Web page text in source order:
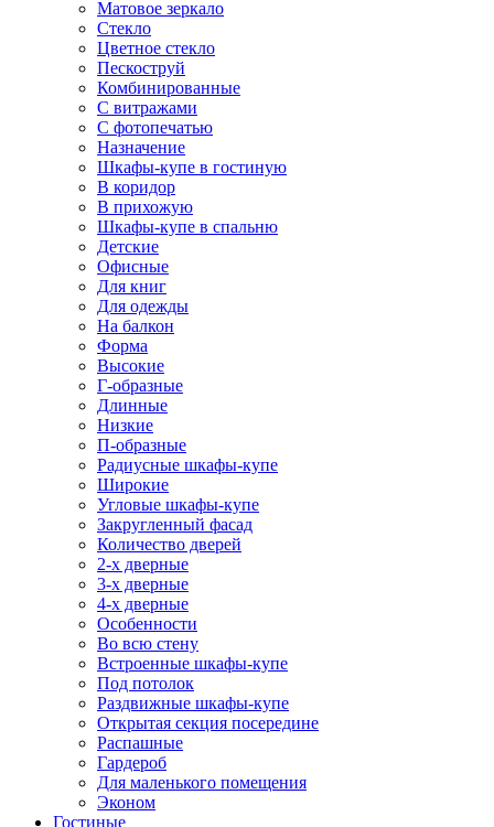
Матовое зеркало
Стекло
Цветное стекло
Пескоструй
Комбинированные
С витражами
С фотопечатью
Назначение
Шкафы-купе в гостиную
В коридор
В прихожую
Шкафы-купе в спальню
Детские
Офисные
Для книг
Для одежды
На балкон
Форма
Высокие
Г-образные
Длинные
Низкие
П-образные
Радиусные шкафы-купе
Широкие
Угловые шкафы-купе
Закругленный фасад
Количество дверей
2-х дверные
3-х дверные
4-х дверные
Особенности
Во всю стену
Встроенные шкафы-купе
Под потолок
Раздвижные шкафы-купе
Открытая секция посередине
Распашные
Гардероб
Для маленького помещения
Эконом
Гостиные